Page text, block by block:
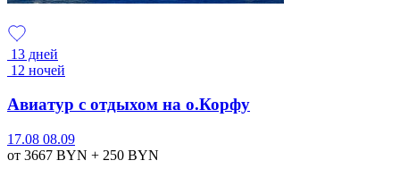
13 дней
12 ночей
Авиатур с отдыхом на о.Корфу
17.08 08.09
от 3667 BYN + 250 BYN